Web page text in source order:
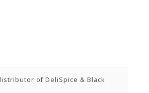
of DeliSpice & Black